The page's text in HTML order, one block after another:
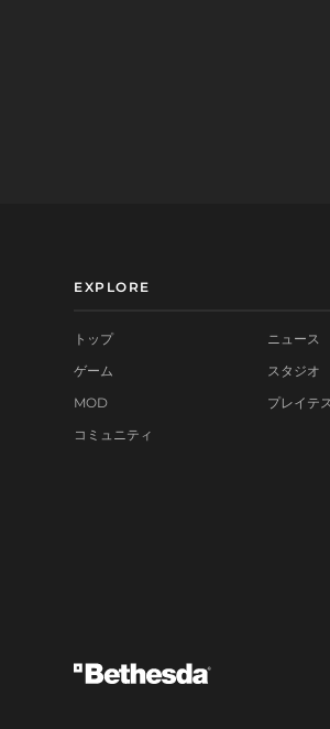
EXPLORE
トップ
ゲーム
MOD
コミュニティ
ニュース
スタジオ
プレイテ